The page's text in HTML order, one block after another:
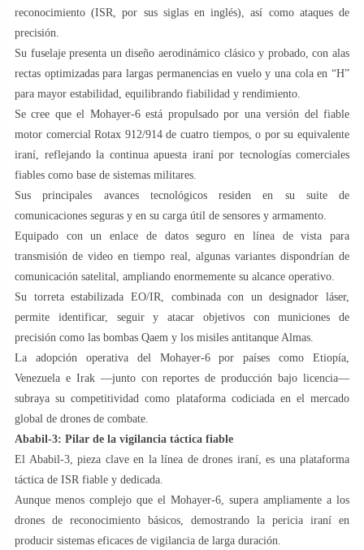
reconocimiento (ISR, por sus siglas en inglés), así como ataques de
precisión.
Su fuselaje presenta un diseño aerodinámico clásico y probado, con alas
rectas optimizadas para largas permanencias en vuelo y una cola en “H”
para mayor estabilidad, equilibrando fiabilidad y rendimiento.
Se cree que el Mohayer-6 está propulsado por una versión del fiable
motor comercial Rotax 912/914 de cuatro tiempos, o por su equivalente
iraní, reflejando la continua apuesta iraní por tecnologías comerciales
fiables como base de sistemas militares.
Sus principales avances tecnológicos residen en su suite de
comunicaciones seguras y en su carga útil de sensores y armamento.
Equipado con un enlace de datos seguro en línea de vista para
transmisión de video en tiempo real, algunas variantes dispondrían de
comunicación satelital, ampliando enormemente su alcance operativo.
Su torreta estabilizada EO/IR, combinada con un designador láser,
permite identificar, seguir y atacar objetivos con municiones de
precisión como las bombas Qaem y los misiles antitanque Almas.
La adopción operativa del Mohayer-6 por países como Etiopía,
Venezuela e Irak —junto con reportes de producción bajo licencia—
subraya su competitividad como plataforma codiciada en el mercado
global de drones de combate.
Ababil-3: Pilar de la vigilancia táctica fiable
El Ababil-3, pieza clave en la línea de drones iraní, es una plataforma
táctica de ISR fiable y dedicada.
Aunque menos complejo que el Mohayer-6, supera ampliamente a los
drones de reconocimiento básicos, demostrando la pericia iraní en
producir sistemas eficaces de vigilancia de larga duración.